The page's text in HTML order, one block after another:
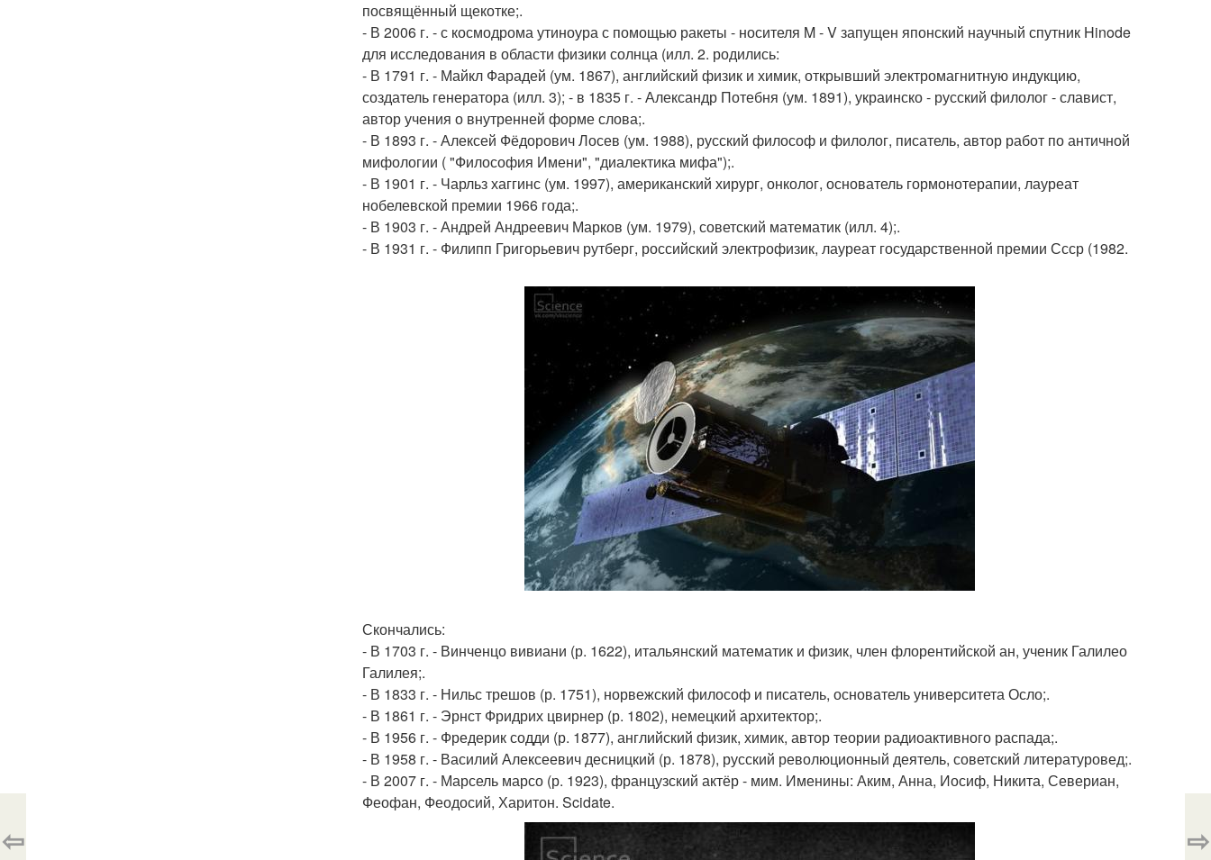
посвящённый щекотке;.
- В 2006 г. - с космодрома утиноура с помощью ракеты - носителя M - V запущен японский научный спутник Hinode
для исследования в области физики солнца (илл. 2. родились:
- В 1791 г. - Майкл Фарадей (ум. 1867), английский физик и химик, открывший электромагнитную индукцию,
создатель генератора (илл. 3); - в 1835 г. - Александр Потебня (ум. 1891), украинско - русский филолог - славист,
автор учения о внутренней форме слова;.
- В 1893 г. - Алексей Фёдорович Лосев (ум. 1988), русский философ и филолог, писатель, автор работ по античной
мифологии ( "Философия Имени", "диалектика мифа");.
- В 1901 г. - Чарльз хаггинс (ум. 1997), американский хирург, онколог, основатель гормонотерапии, лауреат
нобелевской премии 1966 года;.
- В 1903 г. - Андрей Андреевич Марков (ум. 1979), советский математик (илл. 4);.
- В 1931 г. - Филипп Григорьевич рутберг, российский электрофизик, лауреат государственной премии Ссср (1982.
Скончались:
- В 1703 г. - Винченцо вивиани (р. 1622), итальянский математик и физик, член флорентийской ан, ученик Галилео
Галилея;.
- В 1833 г. - Нильс трешов (р. 1751), норвежский философ и писатель, основатель университета Осло;.
- В 1861 г. - Эрнст Фридрих цвирнер (р. 1802), немецкий архитектор;.
- В 1956 г. - Фредерик содди (р. 1877), английский физик, химик, автор теории радиоактивного распада;.
- В 1958 г. - Василий Алексеевич десницкий (р. 1878), русский революционный деятель, советский литературовед;.
- В 2007 г. - Марсель марсо (р. 1923), французский актёр - мим. Именины: Аким, Анна, Иосиф, Никита, Севериан,
Феофан, Феодосий, Харитон. Scidate.
⇦ ⇨